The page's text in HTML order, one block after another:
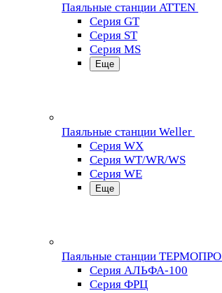
Паяльные станции ATTEN
Серия GT
Серия ST
Серия MS
Еще
Паяльные станции Weller
Серия WX
Серия WT/WR/WS
Серия WE
Еще
Паяльные станции ТЕРМОПРО
Серия АЛЬФА-100
Серия ФРЦ